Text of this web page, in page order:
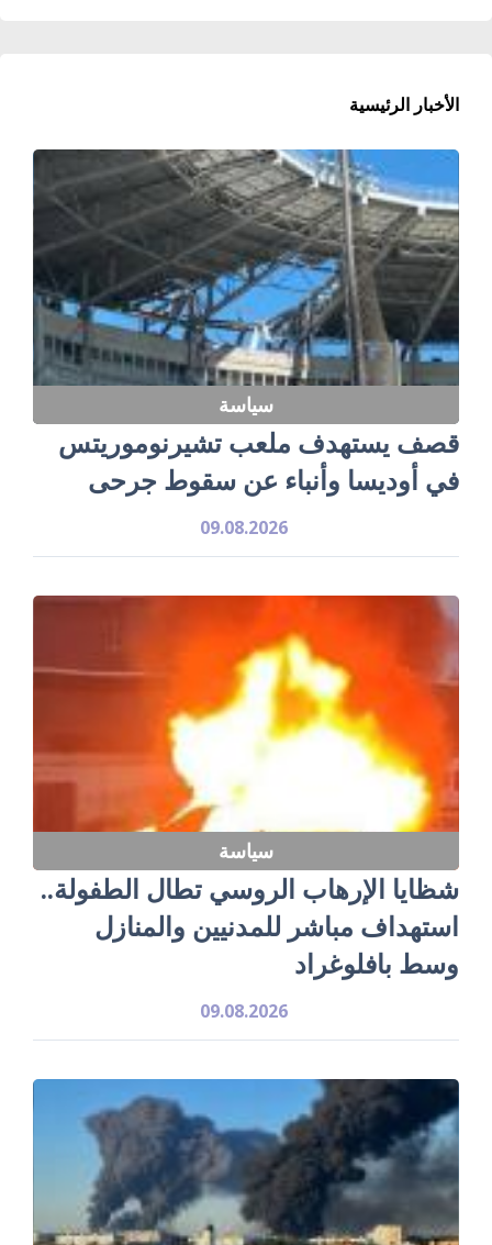
الأخبار الرئيسية
سياسة
قصف يستهدف ملعب تشيرنوموريتس
في أوديسا وأنباء عن سقوط جرحى
09.08.2026
سياسة
شظايا الإرهاب الروسي تطال الطفولة..
استهداف مباشر للمدنيين والمنازل
وسط بافلوغراد
09.08.2026